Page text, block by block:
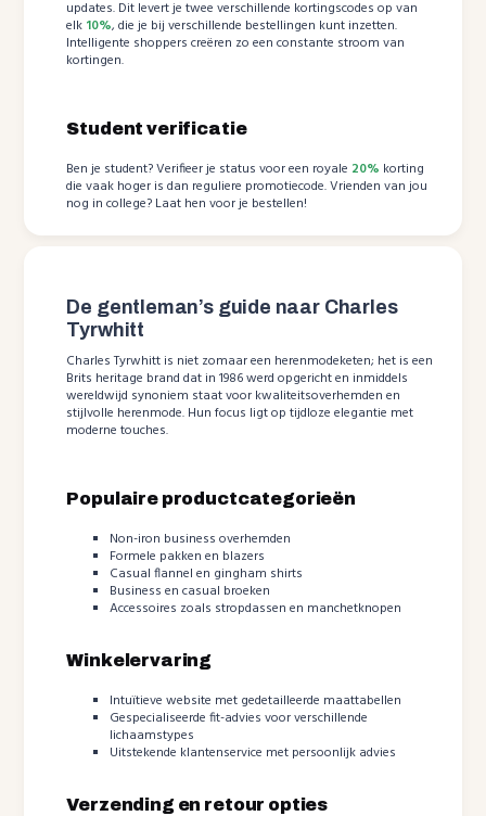
updates. Dit levert je twee verschillende kortingscodes op van
elk 10%, die je bij verschillende bestellingen kunt inzetten.
Intelligente shoppers creëren zo een constante stroom van
kortingen.
Student verificatie
Ben je student? Verifieer je status voor een royale 20% korting
die vaak hoger is dan reguliere promotiecode. Vrienden van jou
nog in college? Laat hen voor je bestellen!
De gentleman’s guide naar Charles
Tyrwhitt
Charles Tyrwhitt is niet zomaar een herenmodeketen; het is een
Brits heritage brand dat in 1986 werd opgericht en inmiddels
wereldwijd synoniem staat voor kwaliteitsoverhemden en
stijlvolle herenmode. Hun focus ligt op tijdloze elegantie met
moderne touches.
Populaire productcategorieën
Non-iron business overhemden
Formele pakken en blazers
Casual flannel en gingham shirts
Business en casual broeken
Accessoires zoals stropdassen en manchetknopen
Winkelervaring
Intuïtieve website met gedetailleerde maattabellen
Gespecialiseerde fit-advies voor verschillende
lichaamstypes
Uitstekende klantenservice met persoonlijk advies
Verzending en retour opties